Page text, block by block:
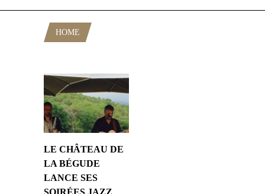
HOME
LE CHÂTEAU DE
LA BÉGUDE
LANCE SES
SOIRÉES JAZZ